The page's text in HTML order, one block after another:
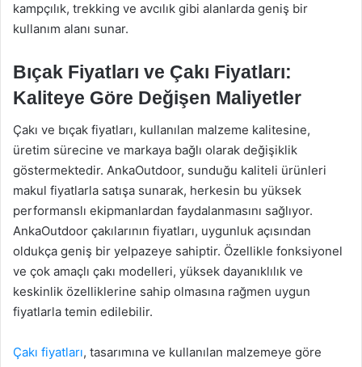
kampçılık, trekking ve avcılık gibi alanlarda geniş bir
kullanım alanı sunar.
Bıçak Fiyatları ve Çakı Fiyatları:
Kaliteye Göre Değişen Maliyetler
Çakı ve bıçak fiyatları, kullanılan malzeme kalitesine,
üretim sürecine ve markaya bağlı olarak değişiklik
göstermektedir. AnkaOutdoor, sunduğu kaliteli ürünleri
makul fiyatlarla satışa sunarak, herkesin bu yüksek
performanslı ekipmanlardan faydalanmasını sağlıyor.
AnkaOutdoor çakılarının fiyatları, uygunluk açısından
oldukça geniş bir yelpazeye sahiptir. Özellikle fonksiyonel
ve çok amaçlı çakı modelleri, yüksek dayanıklılık ve
keskinlik özelliklerine sahip olmasına rağmen uygun
fiyatlarla temin edilebilir.
Çakı fiyatları, tasarımına ve kullanılan malzemeye göre